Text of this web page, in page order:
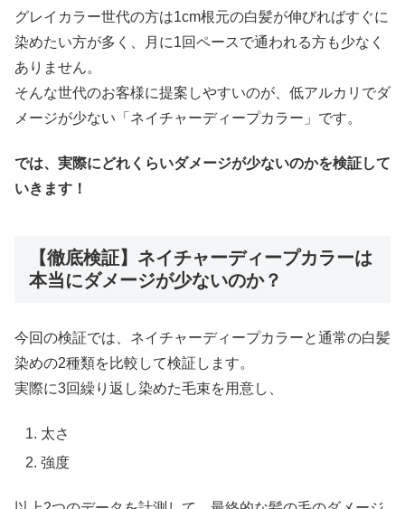
グレイカラー世代の方は1cm根元の白髪が伸びればすぐに
染めたい方が多く、月に1回ペースで通われる方も少なく
ありません。
そんな世代のお客様に提案しやすいのが、低アルカリでダ
メージが少ない「ネイチャーディープカラー」です。
では、実際にどれくらいダメージが少ないのかを検証して
いきます！
【徹底検証】ネイチャーディープカラーは
本当にダメージが少ないのか？
今回の検証では、ネイチャーディープカラーと通常の白髪
染めの2種類を比較して検証します。
実際に3回繰り返し染めた毛束を用意し、
太さ
強度